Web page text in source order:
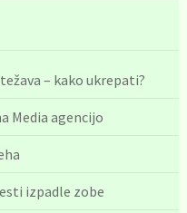
– kako ukrepati?
Media agencijo
izpadle zobe